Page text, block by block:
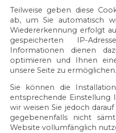
Teilweise geben diese
ab, um Sie automatisch
Wiedererkennung erfolgt
gespeicherten IP-
Informationen dienen
optimieren und Ihnen
unsere Seite zu ermöglichen.
Sie können die
entsprechende Einstellung
wir weisen Sie jedoch darauf
gegebenenfalls nicht
Website vollumfänglich